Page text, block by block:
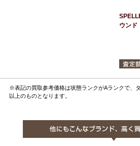
ウンド
※表記の買取参考価格は状態ランクがAランクで、
以上のものとなります。